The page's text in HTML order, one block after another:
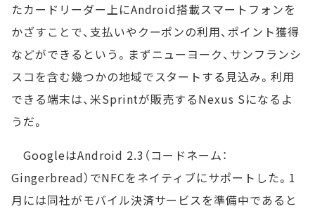
たカードリーダー上にAndroid搭載スマートフォンを
かざすことで、支払いやクーポンの利用、ポイント獲得
などができるという。まずニューヨーク、サンフランシ
スコを含む幾つかの地域でスタートする見込み。利用
できる端末は、米Sprintが販売するNexus Sになるよ
うだ。
GoogleはAndroid 2.3（コードネーム：
Gingerbread）でNFCをネイティブにサポートした。1
月には同社がモバイル決済サービスを準備中であると